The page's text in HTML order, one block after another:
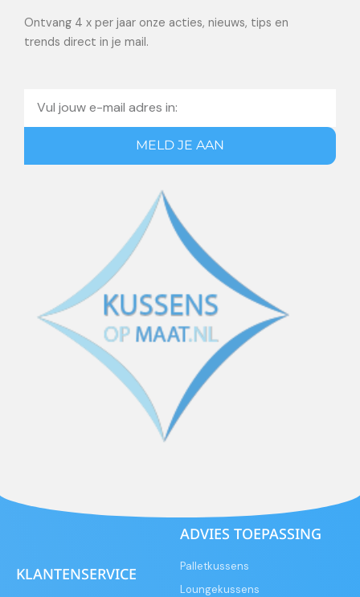
Ontvang 4 x per jaar onze acties, nieuws, tips en
trends direct in je mail.
MELD JE AAN
KLANTENSERVICE
ADVIES TOEPASSING
Palletkussens
Loungekussens